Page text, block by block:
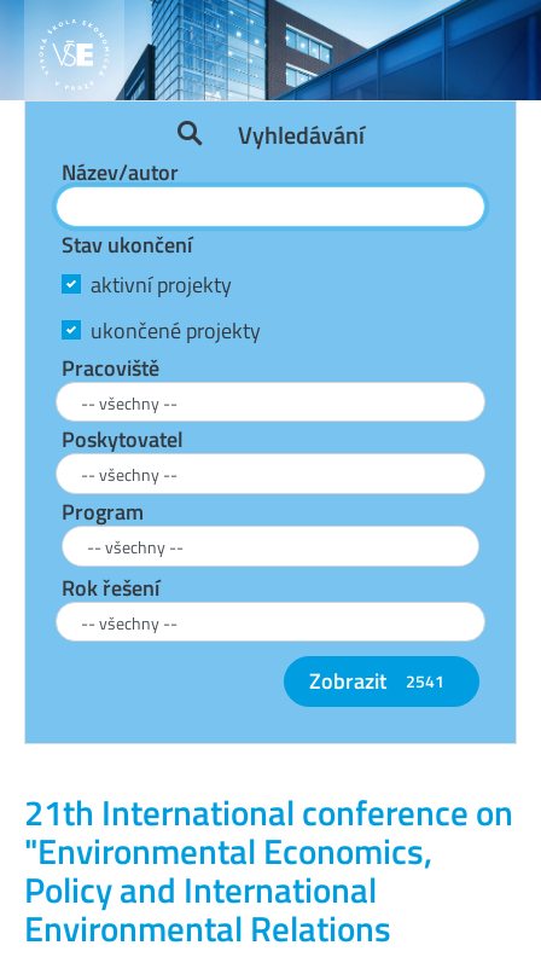
21th International conference on
"Environmental Economics,
Policy and International
Environmental Relations
Vyhledávání
Název/autor
Stav ukončení
aktivní projekty
ukončené projekty
Pracoviště
Poskytovatel
Program
Rok řešení
Zobrazit 2541